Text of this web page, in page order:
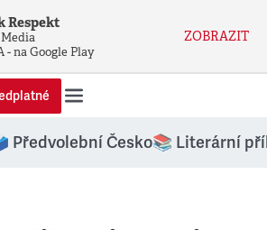
Respekt
- na Google Play
ZOBRAZIT
Předvolební Česko📚 Literární